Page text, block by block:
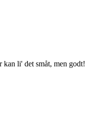
li' det småt, men godt!